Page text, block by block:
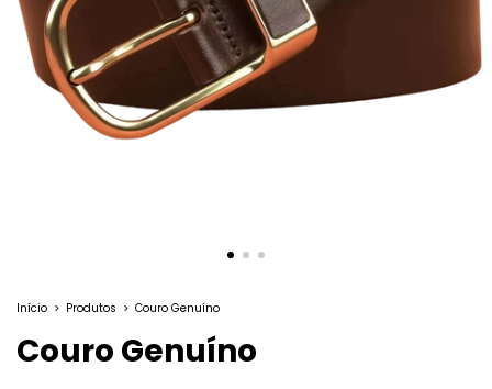
Início > Produtos > Couro Genuíno
Couro Genuíno